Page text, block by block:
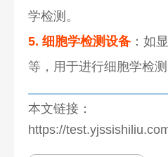
学检测。
5. 细胞学检测设备 ：如
等，用于进行细胞学检测
本文链接：
https://